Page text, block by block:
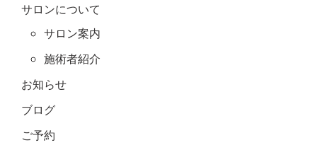
サロンについて
サロン案内
施術者紹介
お知らせ
ブログ
ご予約